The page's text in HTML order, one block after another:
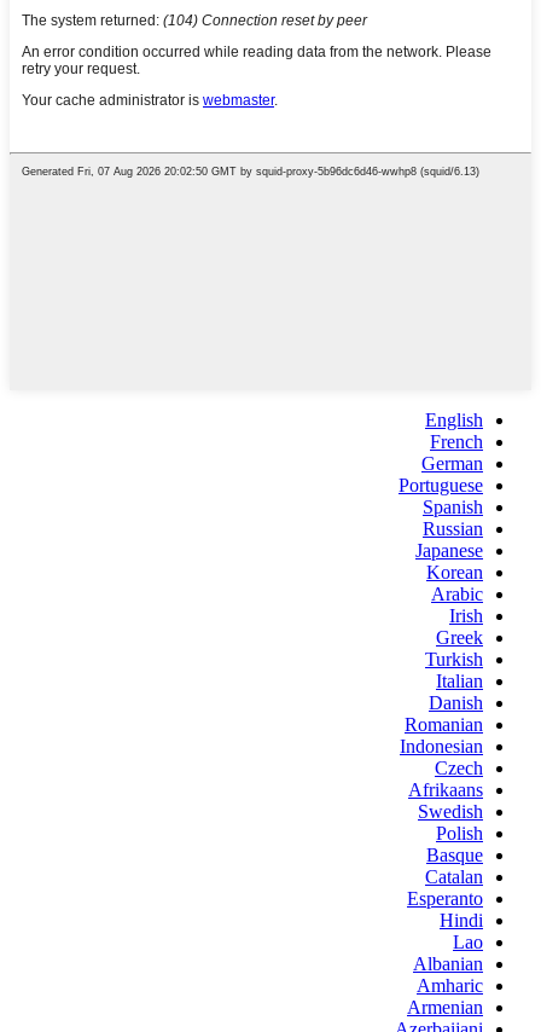
English
French
German
Portuguese
Spanish
Russian
Japanese
Korean
Arabic
Irish
Greek
Turkish
Italian
Danish
Romanian
Indonesian
Czech
Afrikaans
Swedish
Polish
Basque
Catalan
Esperanto
Hindi
Lao
Albanian
Amharic
Armenian